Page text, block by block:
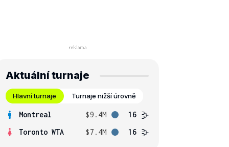
Aktuální turnaje
Hlavní turnaje Turnaje nižší úrovně
Montreal $9.4M
16
Toronto WTA
$7.4M 16